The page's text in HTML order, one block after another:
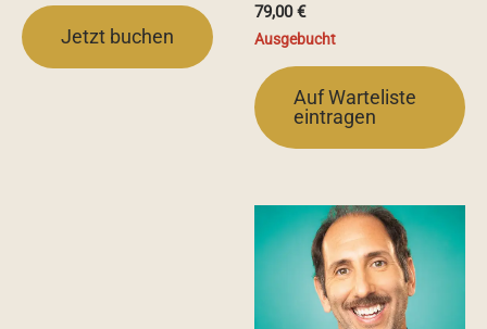
Jetzt buchen
79,00€
Ausgebucht
Auf Warteliste
eintragen